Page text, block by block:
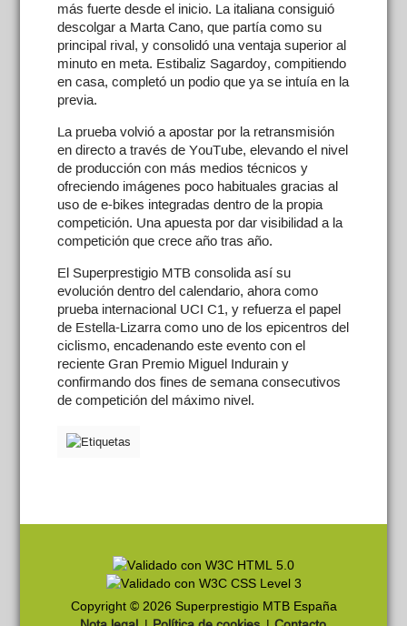
más fuerte desde el inicio. La italiana consiguió
descolgar a Marta Cano, que partía como su
principal rival, y consolidó una ventaja superior al
minuto en meta. Estibaliz Sagardoy, compitiendo
en casa, completó un podio que ya se intuía en la
previa.
La prueba volvió a apostar por la retransmisión
en directo a través de YouTube, elevando el nivel
de producción con más medios técnicos y
ofreciendo imágenes poco habituales gracias al
uso de e-bikes integradas dentro de la propia
competición. Una apuesta por dar visibilidad a la
competición que crece año tras año.
El Superprestigio MTB consolida así su
evolución dentro del calendario, ahora como
prueba internacional UCI C1, y refuerza el papel
de Estella-Lizarra como uno de los epicentros del
ciclismo, encadenando este evento con el
reciente Gran Premio Miguel Indurain y
confirmando dos fines de semana consecutivos
de competición del máximo nivel.
Copyright © 2026 Superprestigio MTB España